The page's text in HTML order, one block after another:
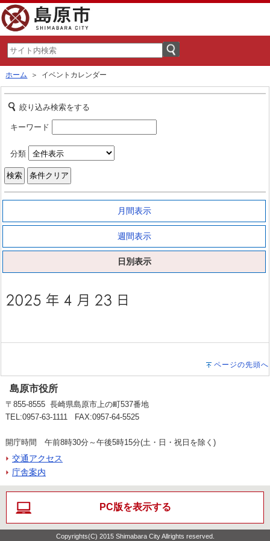
ホーム ＞ イベントカレンダー
絞り込み検索をする
キーワード
分類
月間表示
週間表示
日別表示
ページの先頭へ
島原市役所
〒855-8555 長崎県島原市上の町537番地
TEL:0957-63-1111 FAX:0957-64-5525
開庁時間 午前8時30分～午後5時15分(土・日・祝日を除く)
交通アクセス
庁舎案内
PC版を表示する
Copyrights(C) 2015 Shimabara City Allrights reserved.